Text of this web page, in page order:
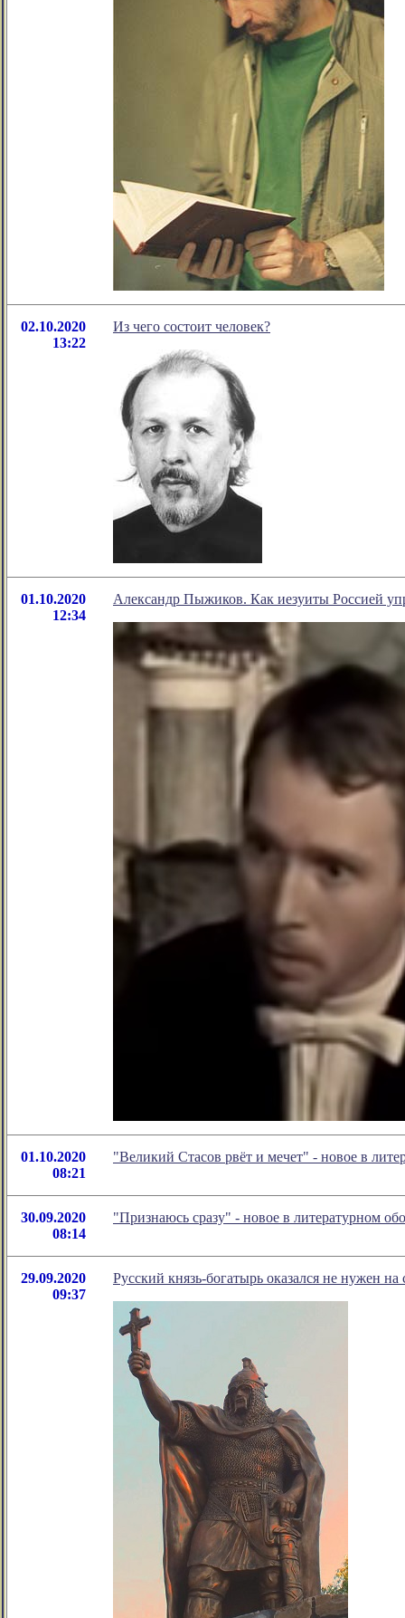
02.10.2020
13:22
Из чего состоит человек?
01.10.2020
12:34
Александр Пыжиков. Как иезуиты Россией
01.10.2020
08:21
"Великий Стасов рвёт и мечет" - новое в
30.09.2020
08:14
"Признаюсь сразу" - новое в литературном
29.09.2020
09:37
Русский князь-богатырь оказался не нужен на